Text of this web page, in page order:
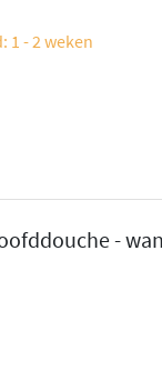
1 - 2 weken
-